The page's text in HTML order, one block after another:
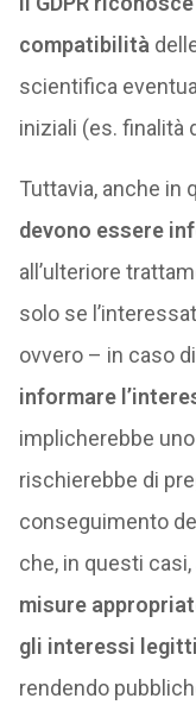
compatibilità
scientifica
iniziali (es. finalità
Tuttavia, anche in
devono essere
all’ulteriore
solo se
ovvero – in caso
informare
implicherebbe
rischierebbe di
conseguimento
che, in questi casi,
misure
gli interessi
rendendo